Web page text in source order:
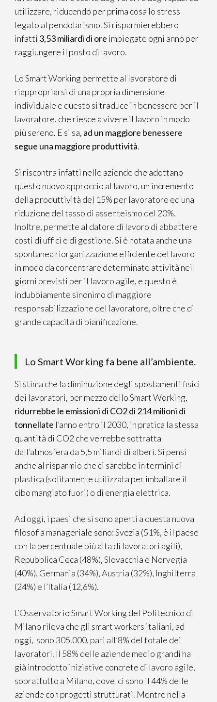
utilizzare, riducendo per prima cosa lo stress
legato al pendolarismo. Si risparmierebbero
infatti 3,53 miliardi di ore impiegate ogni anno per
raggiungere il posto di lavoro.
Lo Smart Working permette al lavoratore di
riappropriarsi di una propria dimensione
individuale e questo si traduce in benessere per il
lavoratore, che riesce a vivere il lavoro in modo
più sereno. E si sa, ad un maggiore benessere
segue una maggiore produttività.
Si riscontra infatti nelle aziende che adottano
questo nuovo approccio al lavoro, un incremento
della produttività del 15% per lavoratore ed una
riduzione del tasso di assenteismo del 20%.
Inoltre, permette al datore di lavoro di abbattere
costi di uffici e di gestione. Si è notata anche una
spontanea riorganizzazione efficiente del lavoro
in modo da concentrare determinate attività nei
giorni previsti per il lavoro agile, e questo è
indubbiamente sinonimo di maggiore
responsabilizzazione del lavoratore, oltre che di
grande capacità di pianificazione.
Lo Smart Working fa bene all’ambiente.
Si stima che la diminuzione degli spostamenti fisici
dei lavoratori, per mezzo dello Smart Working,
ridurrebbe le emissioni di CO2 di 214 milioni di
tonnellate l’anno entro il 2030, in pratica la stessa
quantità di CO2 che verrebbe sottratta
dall’atmosfera da 5,5 miliardi di alberi. Si pensi
anche al risparmio che ci sarebbe in termini di
plastica (solitamente utilizzata per imballare il
cibo mangiato fuori) o di energia elettrica.
Ad oggi, i paesi che si sono aperti a questa nuova
filosofia manageriale sono: Svezia (51%, è il paese
con la percentuale più alta di lavoratori agili),
Repubblica Ceca (48%), Slovacchia e Norvegia
(40%), Germania (34%), Austria (32%), Inghilterra
(24%) e l’Italia (12,6%).
L’Osservatorio Smart Working del Politecnico di
Milano rileva che gli smart workers italiani, ad
oggi, sono 305.000, pari all’8% del totale dei
lavoratori. Il 58% delle aziende medio grandi ha
già introdotto iniziative concrete di lavoro agile,
soprattutto a Milano, dove ci sono il 44% delle
aziende con progetti strutturati. Mentre nella